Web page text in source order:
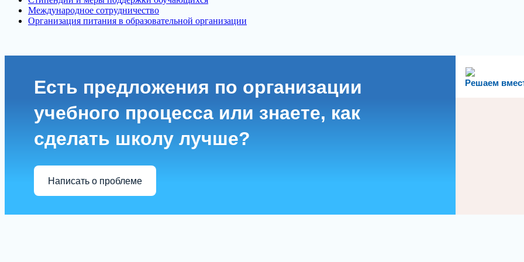
Международное сотрудничество
Организация питания в образовательной организации
Решаем
Есть предложения по организации
учебного процесса или знаете, как
сделать школу лучше?
Написать о проблеме